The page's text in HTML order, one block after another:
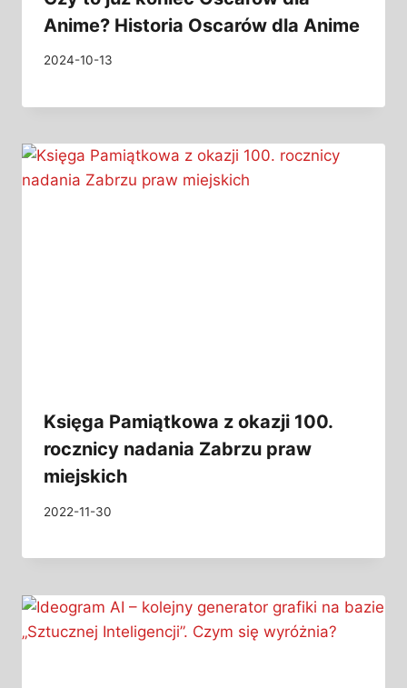
Anime? Historia Oscarów dla Anime
2024-10-13
Księga Pamiątkowa z okazji 100.
rocznicy nadania Zabrzu praw
miejskich
2022-11-30